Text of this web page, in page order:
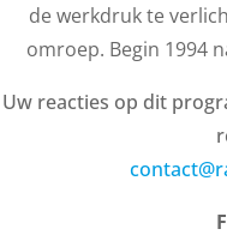
de werkdruk te
omroep. Begin 1994
Uw reacties op dit